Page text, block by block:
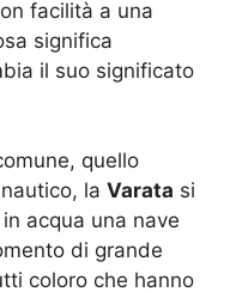
facilità a una
significa
il suo significato
quello
la Varata si
acqua una nave
di grande
coloro che hanno